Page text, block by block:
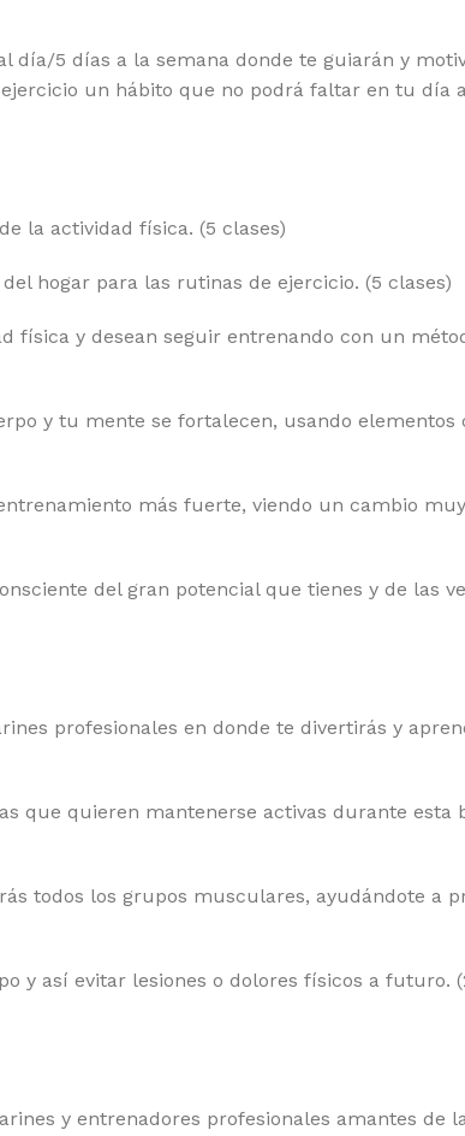
5 días a la semana donde te guiarán y
un hábito que no podrá faltar en tu día
la actividad física. (5 clases)
hogar para las rutinas de ejercicio. (5 clases)
física y desean seguir entrenando con un
y tu mente se fortalecen, usando elementos
más fuerte, viendo un cambio
del gran potencial que tienes y de las
profesionales en donde te divertirás y
que quieren mantenerse activas durante esta
todos los grupos musculares, ayudándote a
y así evitar lesiones o dolores físicos a futuro.
y entrenadores profesionales amantes de